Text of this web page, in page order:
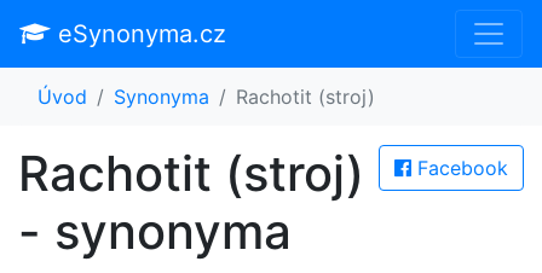
eSynonyma.cz
Úvod Synonyma Rachotit (stroj)
Facebook
Rachotit (stroj)
- synonyma